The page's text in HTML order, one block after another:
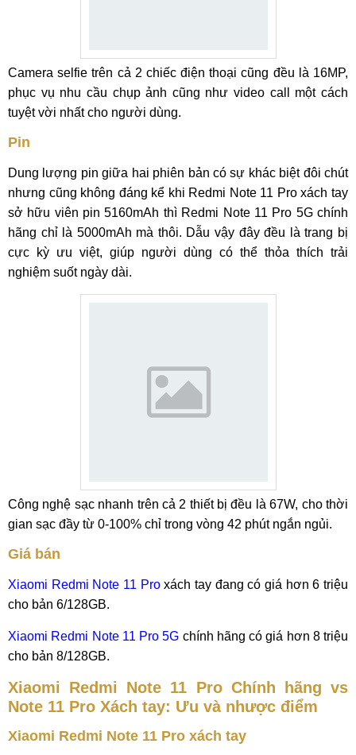
Camera selfie trên cả 2 chiếc điện thoại cũng đều là 16MP,
phục vụ nhu cầu chụp ảnh cũng như video call một cách
tuyệt vời nhất cho người dùng.
Pin
Dung lượng pin giữa hai phiên bản có sự khác biệt đôi chút
nhưng cũng không đáng kể khi Redmi Note 11 Pro xách tay
sở hữu viên pin 5160mAh thì Redmi Note 11 Pro 5G chính
hãng chỉ là 5000mAh mà thôi. Dẫu vậy đây đều là trang bị
cực kỳ ưu việt, giúp người dùng có thể thỏa thích trải
nghiệm suốt ngày dài.
Công nghệ sạc nhanh trên cả 2 thiết bị đều là 67W, cho thời
gian sạc đầy từ 0-100% chỉ trong vòng 42 phút ngắn ngủi.
Giá bán
Xiaomi Redmi Note 11 Proxách tay đang có giá hơn 6 triệu
cho bản 6/128GB.
Xiaomi Redmi Note 11 Pro 5G chính hãng có giá hơn 8 triệu
cho bản 8/128GB.
Xiaomi Redmi Note 11 Pro Chính hãng vs
Note 11 Pro Xách tay: Ưu và nhược điểm
Xiaomi Redmi Note 11 Pro xách tay